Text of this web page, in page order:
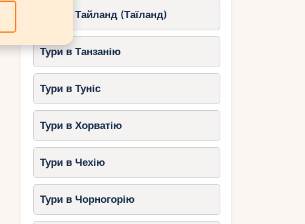
Тури в Тайланд (Таїланд)
Тури в Танзанію
Тури в Туніс
Тури в Хорватію
Тури в Чехію
Тури в Чорногорію